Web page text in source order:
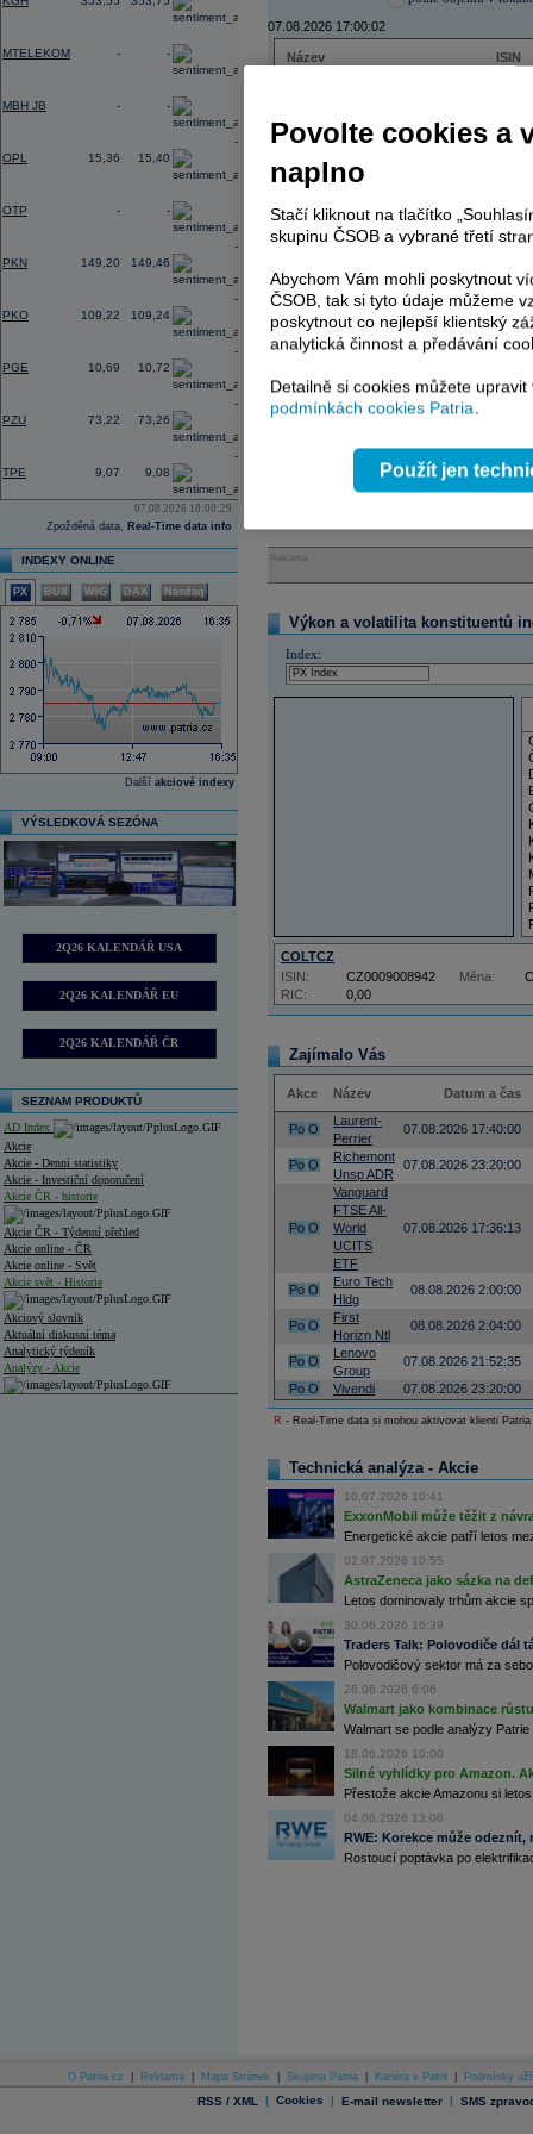
MTELEKOM - -
MBH JB - -
OPL 15,36 15,40
-0,36
OTP - -
PKN 149,20 149,46
-2,38
PKO 109,22 109,24
-0,60
PGE 10,69 10,72
-0,46
PZU 73,22 73,26
-0,22
TPE 9,07 9,08
-1,56
07.08.2026 18:00:29
Zpožděná data, Real-Time data info
INDEXY ONLINE
PX BUX WIG DAX Nasdaq
Další akciové indexy
VÝSLEDKOVÁ SEZÓNA
2Q26 KALENDÁŘ USA
2Q26 KALENDÁŘ EU
2Q26 KALENDÁŘ ČR
SEZNAM PRODUKTŮ
AD Index
Akcie
Akcie - Denní statistiky
Akcie - Investiční doporučení
Akcie ČR - historie
Akcie ČR - Týdenní přehled
Akcie online - ČR
Akcie online - Svět
Akcie svět - Historie
Akciový slovník
Aktuální diskusní téma
Analytický týdeník
Analýzy - Akcie
Databanka - Ceny
07.08.2026 17:00:02
Název
ISIN
ERSTE BANK
TMR
AD index - vývoj
Region
Reklama
Výkon a volatilita konstituentů
Index:
COLTCZ
RIC: 0,00
ISIN: CZ0009008942 Měna:
Zajímalo Vás
Akce Název Datum a čas
Po O
Laurent-
Perrier
07.08.2026 17:40:00
Po O
Richemont
Unsp ADR
07.08.2026 23:20:00
Po O
Vanguard
FTSE All-
World
UCITS
ETF
07.08.2026 17:36:13
Po O
Euro Tech
Hldg
08.08.2026 2:00:00
Po O
First
Horizn Ntl
08.08.2026 2:04:00
Po O
Lenovo
Group
07.08.2026 21:52:35
Po O Vivendi 07.08.2026 23:20:00
R - Real-Time data si mohou aktivovat klienti
Technická analýza - Akcie
10.07.2026 10:41
ExxonMobil může těžit z
Energetické akcie patří letos
02.07.2026 10:55
AstraZeneca jako sázka na
Letos dominovaly trhům akcie
30.06.2026 16:39
Traders Talk: Polovodiče dál
Polovodičový sektor má za
26.06.2026 6:06
Walmart jako kombinace
Walmart se podle analýzy
18.06.2026 10:00
Silné vyhlídky pro Amazon.
Přestože akcie Amazonu si
04.06.2026 13:06
RWE: Korekce může
Rostoucí poptávka po
O Patria.cz Reklama Mapa Stránek Skupina Patria Kariéra v Patrii Podmínky
RSS / XML | Cookies | E-mail newsletter | SMS
Povolte cookies a
naplno
Stačí kliknout na tlačítko
skupinu ČSOB a vybrané třetí
Abychom Vám mohli poskytnout
ČSOB, tak si tyto údaje můžeme
poskytnout co nejlepší klientský
analytická činnost a předávání
Detailně si cookies můžete
podmínkách cookies Patria.
Použít jen